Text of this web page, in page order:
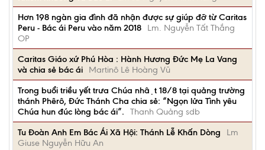
Hơn 198 ngàn gia đình đã nhận được sự giúp đỡ từ Caritas
Peru - Bác ái Peru vào năm 2018
Lm. Nguyễn Tất Thắng
OP
Caritas Giáo xứ Phú Hòa : Hành Hương Đức Mẹ La Vang
và chia sẻ bác ái
Martinô Lê Hoàng Vũ
Trong buổi triều yết trưa Chúa nhật 18/8 tại quảng trường
thánh Phêrô, Đức Thánh Cha chia sẻ: “Ngọn lửa Tình yêu
Chúa hun đúc lòng bác ái”.
Thanh Quảng sdb
Tu Đoàn Anh Em Bác Ái Xã Hội: Thánh Lễ Khấn Dòng
Lm
Giuse Nguyễn Hữu An